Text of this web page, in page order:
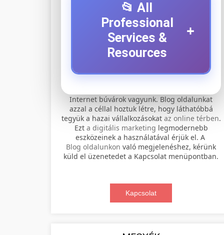
📂 All
Professional
Services &
Resources
+
roller szervíz
+
Professional electric scooter repair and
maintenance services. Expert
technicians provide quality service for
all major brands and models.
scooter repair shop
📊 2. online marketing
ügynökség
+
services including SEO, social media
management, and digital advertising.
🛴 3. legjobb elektromos
Internet búvárok vagyunk. Blog oldalunkat
azzal a céllal hoztuk létre, hogy láthatóbbá
tegyük a hazai vállalkozásokat az online térben.
Ezt a digitális marketing legmodernebb
eszközeinek a használatával érjük el. A
Blog oldalunkon való megjelenéshez, kérünk
küld el üzenetedet a Kapcsolat menüpontban.
Kapcsolat